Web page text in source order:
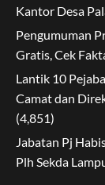
Kantor Desa
Pengumuman
Gratis, Cek
Lantik 10
Camat dan
(4,851)
Jabatan Pj
Plh Sekda